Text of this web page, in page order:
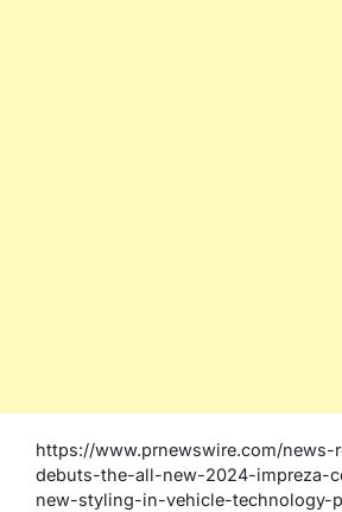
https://www.prnewswire.com/news-
debuts-the-all-new-2024-impreza-
new-styling-in-vehicle-technology-